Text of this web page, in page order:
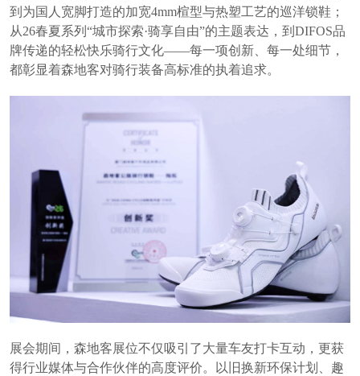
到为国人宽脚打造的加宽4mm楦型与热塑工艺的巡洋锁鞋；
从26春夏系列“城市探索·骑享自由”的主题表达，到DIFOS品
牌传递的轻松快乐骑行文化——每一项创新、每一处细节，
都彰显着森地客对骑行装备高标准的执着追求。
展会期间，森地客展位不仅吸引了大量车友打卡互动，更获
得行业媒体与合作伙伴的高度评价。以旧换新环保计划、趣